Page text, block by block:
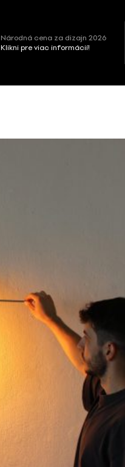
Národná cena za dizajn 2026
Klikni pre viac informácií!